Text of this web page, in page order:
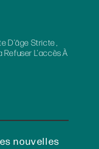
D’âge Stricte ,
Refuser L’accès À
nouvelles